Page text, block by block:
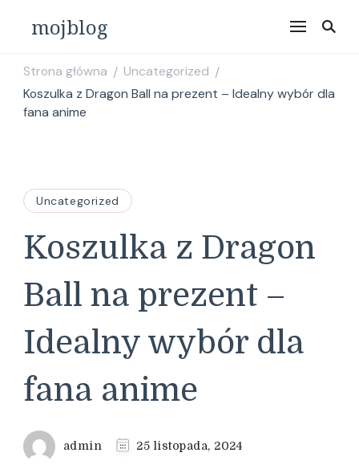
mojblog
Strona główna / Uncategorized /
Koszulka z Dragon Ball na prezent – Idealny wybór dla
fana anime
Uncategorized
Koszulka z Dragon
Ball na prezent –
Idealny wybór dla
fana anime
admin 25 listopada, 2024